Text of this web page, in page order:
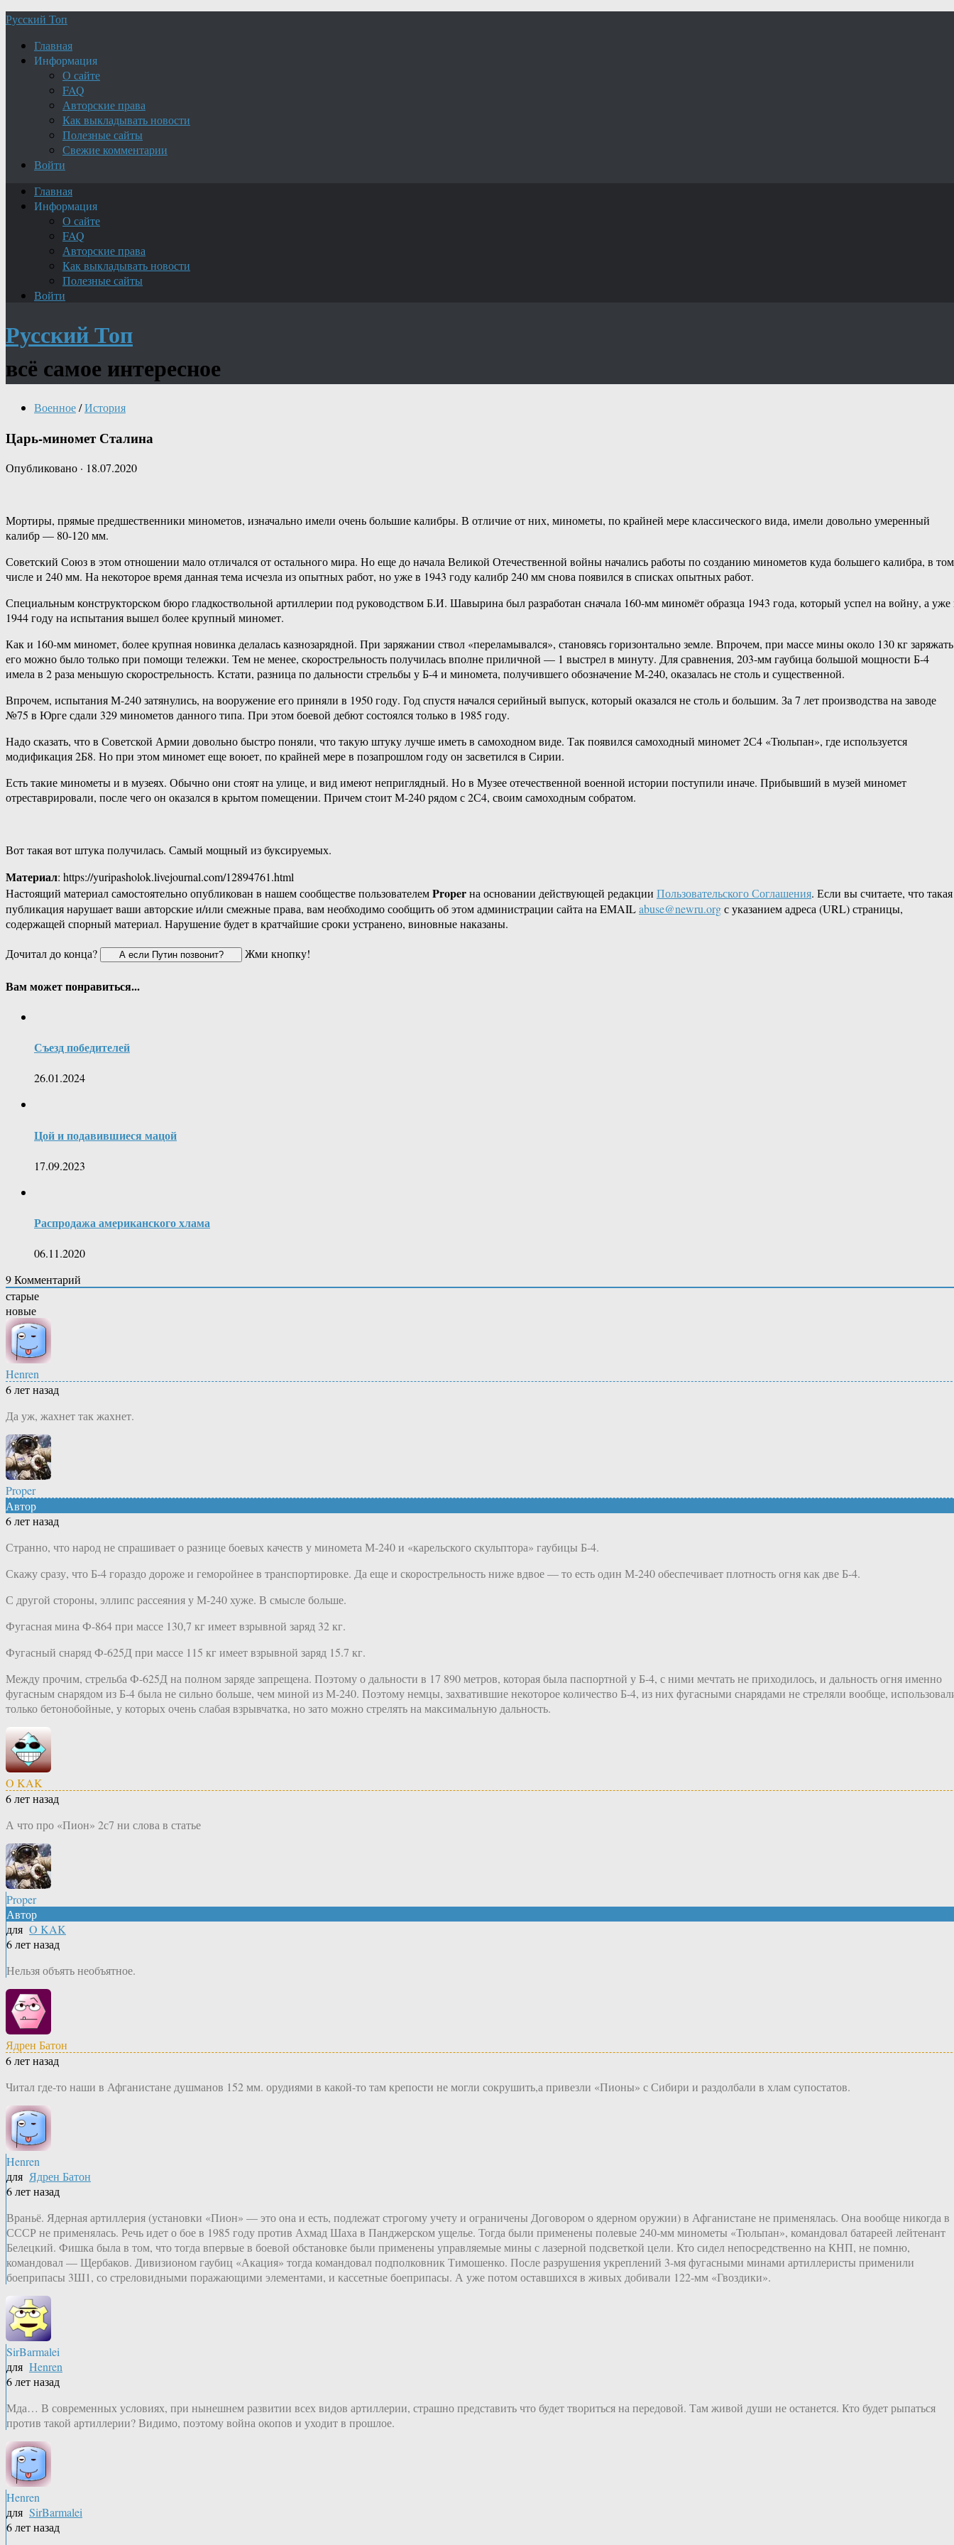
Русский Топ
Главная
Информация
О сайте
FAQ
Авторские права
Как выкладывать новости
Полезные сайты
Свежие комментарии
Войти
Главная
Информация
О сайте
FAQ
Авторские права
Как выкладывать новости
Полезные сайты
Войти
Русский Топ
всё самое интересное
Военное/История
Царь-миномет Сталина
Опубликовано · 18.07.2020
Мортиры, прямые предшественники минометов, изначально имели очень большие калибры. В отличие от них, минометы, по крайней мере классического вида, имели довольно умеренный
калибр — 80-120 мм.
Советский Союз в этом отношении мало отличался от остального мира. Но еще до начала Великой Отечественной войны начались работы по созданию минометов куда большего калибра, в том
числе и 240 мм. На некоторое время данная тема исчезла из опытных работ, но уже в 1943 году калибр 240 мм снова появился в списках опытных работ.
Специальным конструкторском бюро гладкоствольной артиллерии под руководством Б.И. Шавырина был разработан сначала 160-мм миномёт образца 1943 года, который успел на войну, а уже
1944 году на испытания вышел более крупный миномет.
Как и 160-мм миномет, более крупная новинка делалась казнозарядной. При заряжании ствол «переламывался», становясь горизонтально земле. Впрочем, при массе мины около 130 кг заряжать
его можно было только при помощи тележки. Тем не менее, скорострельность получилась вполне приличной — 1 выстрел в минуту. Для сравнения, 203-мм гаубица большой мощности Б-4
имела в 2 раза меньшую скорострельность. Кстати, разница по дальности стрельбы у Б-4 и миномета, получившего обозначение М-240, оказалась не столь и существенной.
Впрочем, испытания М-240 затянулись, на вооружение его приняли в 1950 году. Год спустя начался серийный выпуск, который оказался не столь и большим. За 7 лет производства на заводе
№75 в Юрге сдали 329 минометов данного типа. При этом боевой дебют состоялся только в 1985 году.
Надо сказать, что в Советской Армии довольно быстро поняли, что такую штуку лучше иметь в самоходном виде. Так появился самоходный миномет 2С4 «Тюльпан», где используется
модификация 2Б8. Но при этом миномет еще воюет, по крайней мере в позапрошлом году он засветился в Сирии.
Есть такие минометы и в музеях. Обычно они стоят на улице, и вид имеют неприглядный. Но в Музее отечественной военной истории поступили иначе. Прибывший в музей миномет
отреставрировали, после чего он оказался в крытом помещении. Причем стоит М-240 рядом с 2С4, своим самоходным собратом.
Вот такая вот штука получилась. Самый мощный из буксируемых.
Материал: https://yuripasholok.livejournal.com/12894761.html
Настоящий материал самостоятельно опубликован в нашем сообществе пользователемProperна основании действующей редакции Пользовательского Соглашения. Если вы считаете, что такая
публикация нарушает ваши авторские и/или смежные права, вам необходимо сообщить об этом администрации сайта на EMAILabuse@newru.orgс указанием адреса (URL) страницы,
содержащей спорный материал. Нарушение будет в кратчайшие сроки устранено, виновные наказаны.
Дочитал до конца?
Жми кнопку!
Вам может понравиться...
Съезд победителей
26.01.2024
Цой и подавившиеся мацой
17.09.2023
Распродажа американского хлама
06.11.2020
9Комментарий
старые
новые
Henren
6 лет назад
Да уж, жахнет так жахнет.
Proper
Автор
6 лет назад
Странно, что народ не спрашивает о разнице боевых качеств у миномета М-240 и «карельского скульптора» гаубицы Б-4.
Скажу сразу, что Б-4 гораздо дороже и геморойнее в транспортировке. Да еще и скорострельность ниже вдвое — то есть один М-240 обеспечивает плотность огня как две Б-4.
С другой стороны, эллипс рассеяния у М-240 хуже. В смысле больше.
Фугасная мина Ф-864 при массе 130,7 кг имеет взрывной заряд 32 кг.
Фугасный снаряд Ф-625Д при массе 115 кг имеет взрывной заряд 15.7 кг.
Между прочим, стрельба Ф-625Д на полном заряде запрещена. Поэтому о дальности в 17 890 метров, которая была паспортной у Б-4, с ними мечтать не приходилось, и дальность огня именно
фугасным снарядом из Б-4 была не сильно больше, чем миной из М-240. Поэтому немцы, захватившие некоторое количество Б-4, из них фугасными снарядами не стреляли вообще,
только бетонобойные, у которых очень слабая взрывчатка, но зато можно стрелять на максимальную дальность.
O KAK
6 лет назад
А что про «Пион» 2с7 ни слова в статье
Proper
Автор
для O KAK
6 лет назад
Нельзя объять необъятное.
Ядрен Батон
6 лет назад
Читал где-то наши в Афганистане душманов 152 мм. орудиями в какой-то там крепости не могли сокрушить,а привезли «Пионы» с Сибири и раздолбали в хлам супостатов.
Henren
для Ядрен Батон
6 лет назад
Враньё. Ядерная артиллерия (установки «Пион» — это она и есть, подлежат строгому учету и ограничены Договором о ядерном оружии) в Афганистане не применялась. Она вообще никогда в
СССР не применялась. Речь идет о бое в 1985 году против Ахмад Шаха в Панджерском ущелье. Тогда были применены полевые 240-мм минометы «Тюльпан», командовал батареей лейтенант
Белецкий. Фишка была в том, что тогда впервые в боевой обстановке были применены управляемые мины с лазерной подсветкой цели. Кто сидел непосредственно на КНП, не помню,
командовал — Щербаков. Дивизионом гаубиц «Акация» тогда командовал подполковник Тимошенко. После разрушения укреплений 3-мя фугасными минами артиллеристы применили
боеприпасы 3Ш1, со стреловидными поражающими элементами, и кассетные боеприпасы. А уже потом оставшихся в живых добивали 122-мм «Гвоздики».
SirBarmalei
для Henren
6 лет назад
Мда… В современных условиях, при нынешнем развитии всех видов артиллерии, страшно представить что будет твориться на передовой. Там живой души не останется. Кто будет рыпаться
против такой артиллерии? Видимо, поэтому война окопов и уходит в прошлое.
Henren
для SirBarmalei
6 лет назад